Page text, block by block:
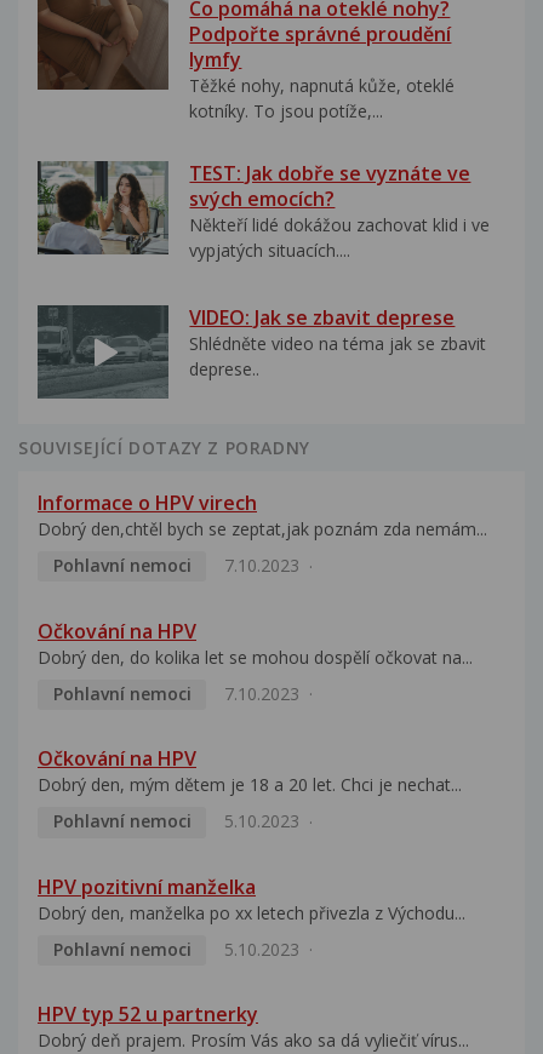
Co pomáhá na oteklé nohy?
Podpořte správné proudění
lymfy
Těžké nohy, napnutá kůže, oteklé
kotníky. To jsou potíže,...
TEST: Jak dobře se vyznáte ve
svých emocích?
Někteří lidé dokážou zachovat klid i ve
vypjatých situacích....
VIDEO: Jak se zbavit deprese
Shlédněte video na téma jak se zbavit
deprese..
SOUVISEJÍCÍ DOTAZY Z PORADNY
Informace o HPV virech
Dobrý den,chtěl bych se zeptat,jak poznám zda nemám...
Pohlavní nemoci
7.10.2023
Očkování na HPV
Dobrý den, do kolika let se mohou dospělí očkovat na...
Pohlavní nemoci
7.10.2023
Očkování na HPV
Dobrý den, mým dětem je 18 a 20 let. Chci je nechat...
Pohlavní nemoci
5.10.2023
HPV pozitivní manželka
Dobrý den, manželka po xx letech přivezla z Východu...
Pohlavní nemoci
5.10.2023
HPV typ 52 u partnerky
Dobrý deň prajem. Prosím Vás ako sa dá vyliečiť vírus...